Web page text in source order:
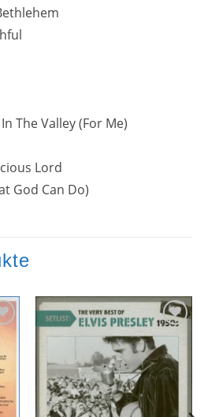
The Valley (For Me)
Lord
God Can Do)
Zur
Wunschliste
hinzufügen